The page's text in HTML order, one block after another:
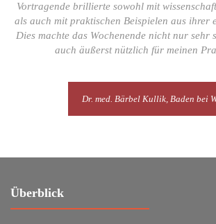
Vortragende brillierte sowohl mit
als auch mit praktischen Beispielen aus ihrer
Dies machte das Wochenende nicht nur sehr
auch äußerst nützlich für meinen
Dr. med. Bärbel Kullik, Baden bei
Überblick